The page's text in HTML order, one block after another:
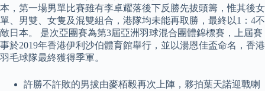
本，第一場男單比賽雖有李卓耀落後下反勝先拔頭籌，惟其後女
單、男雙、女隻及混雙組合，港隊均未能再取勝，最終以1：4不
敵日本。 是次亞團賽為第3屆亞洲羽球混合團體錦標賽，上屆賽
事於2019年香港伊利沙伯體育館舉行，並以湯恩佳盃命名，香港
羽毛球隊最終獲得季軍。
許勝不許敗的男拔由麥栢毅再次上陣，夥拍葉天諾迎戰喇